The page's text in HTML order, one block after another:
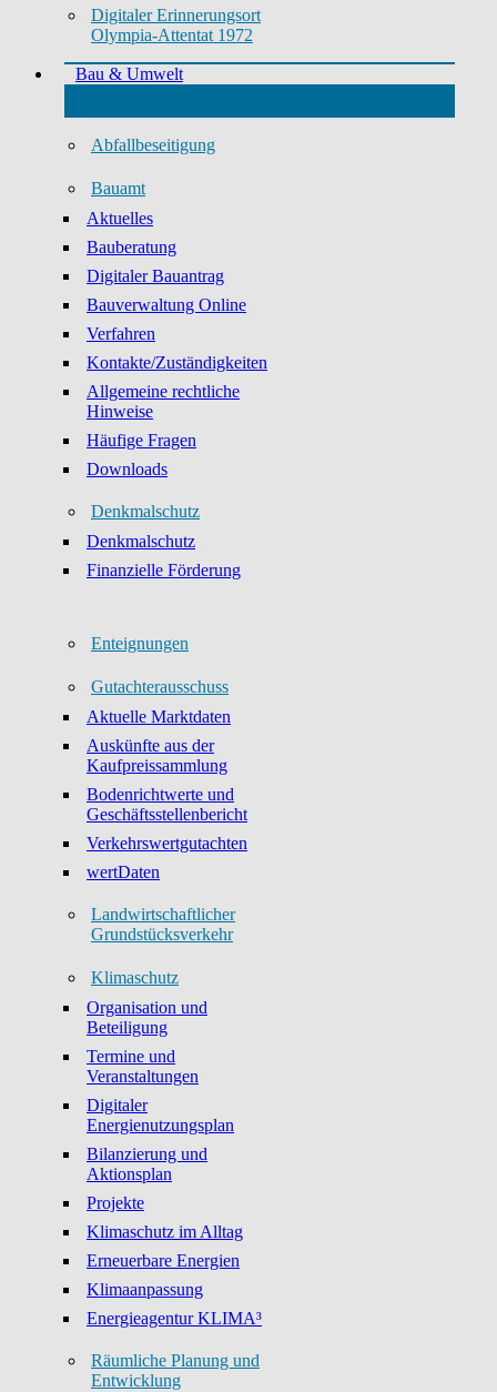
Digitaler Erinnerungsort
Olympia-Attentat 1972
Bau & Umwelt
Abfallbeseitigung
Bauamt
Aktuelles
Bauberatung
Digitaler Bauantrag
Bauverwaltung Online
Verfahren
Kontakte/Zuständigkeiten
Allgemeine rechtliche
Hinweise
Häufige Fragen
Downloads
Denkmalschutz
Denkmalschutz
Finanzielle Förderung
Enteignungen
Gutachterausschuss
Aktuelle Marktdaten
Auskünfte aus der
Kaufpreissammlung
Bodenrichtwerte und
Geschäftsstellenbericht
Verkehrswertgutachten
wertDaten
Landwirtschaftlicher
Grundstücksverkehr
Klimaschutz
Organisation und
Beteiligung
Termine und
Veranstaltungen
Digitaler
Energienutzungsplan
Bilanzierung und
Aktionsplan
Projekte
Klimaschutz im Alltag
Erneuerbare Energien
Klimaanpassung
Energieagentur KLIMA³
Räumliche Planung und
Entwicklung